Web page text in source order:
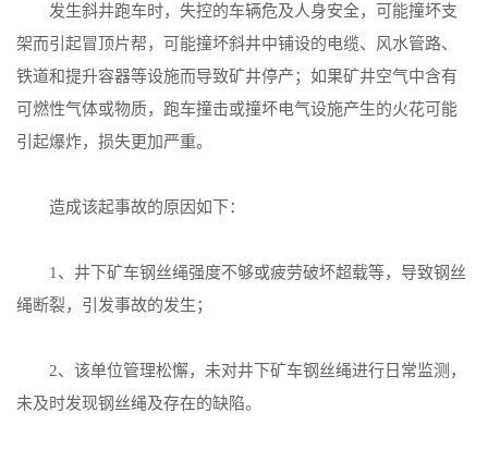
发生斜井跑车时，失控的车辆危及人身安全，可能撞坏支
架而引起冒顶片帮，可能撞坏斜井中铺设的电缆、风水管路、
铁道和提升容器等设施而导致矿井停产；如果矿井空气中含有
可燃性气体或物质，跑车撞击或撞坏电气设施产生的火花可能
引起爆炸，损失更加严重。
造成该起事故的原因如下：
1、井下矿车钢丝绳强度不够或疲劳破坏超载等，导致钢丝
绳断裂，引发事故的发生；
2、该单位管理松懈，未对井下矿车钢丝绳进行日常监测，
未及时发现钢丝绳及存在的缺陷。